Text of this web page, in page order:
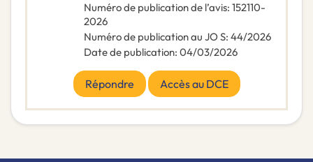
Numéro de publication de l’avis: 152110-
2026
Numéro de publication au JO S: 44/2026
Date de publication: 04/03/2026
Répondre Accès au DCE